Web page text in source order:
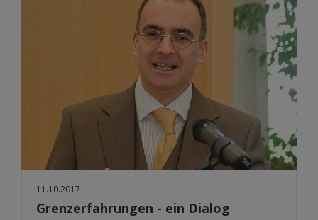
11.10.2017
Grenzerfahrungen - ein Dialog